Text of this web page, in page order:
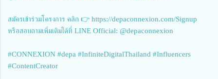
สมัครเข้าร่วมโครงการ คลิก 👉 https://depaconnexion.com/Signup
หรือสอบถามเพิ่มเติมได้ที่ LINE Official: @depaconnexion
#CONNEXION #depa #InfiniteDigitalThailand #Influencers
#ContentCreator